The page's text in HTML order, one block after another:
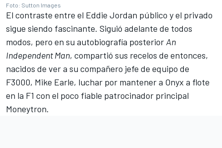
Foto: Sutton Images
El contraste entre el Eddie Jordan público y el privado
sigue siendo fascinante. Siguió adelante de todos
modos, pero en su autobiografía posteriorAn
Independent Man, compartió sus recelos de entonces,
nacidos de ver a su compañero jefe de equipo de
F3000, Mike Earle, luchar por mantener a Onyx a flote
en la F1 con el poco fiable patrocinador principal
Moneytron.